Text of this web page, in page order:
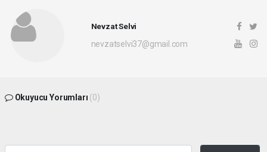
Nevzat Selvi
nevzatselvi37@gmail.com
Okuyucu Yorumları (0)